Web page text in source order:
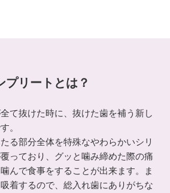
プリートとは？
て抜けた時に、抜けた歯を補う新し
。
る部分全体を特殊なやわらかいシリ
っており、グッと噛み締めた際の痛
んで食事をすることが出来ます。ま
着するので、総入れ歯にありがちな